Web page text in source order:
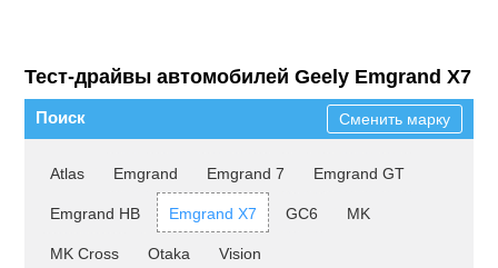
Тест-драйвы автомобилей Geely Emgrand X7
Поиск Сменить марку
Atlas Emgrand Emgrand 7 Emgrand GT
Emgrand HB Emgrand X7 GC6 MK
MK Cross Otaka Vision